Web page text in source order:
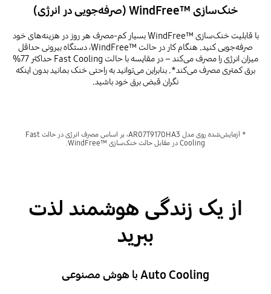
خنک‌سازی WindFree™‎ (صرفه‌جویی در انرژی)
با قابلیت خنک‌سازی WindFree™‎ بسیار کم-مصرف هر روز در هزینه‌های خود
صرفه‌جویی کنید. هنگام کار در حالت WindFree™‎، دستگاه بیرونی حداقل
میزان انرژی را مصرف می‌کند – در مقایسه با حالت Fast Cooling حداکثر 77%
برق کمتری مصرف می‌کند*. بنابراین می‌توانید به راحتی خنک بمانید بدون اینکه
نگران قبض برق خود باشید.
* آزمایش‌شده روی مدل AR07T9170HA3، بر اساس مصرف انرژی در حالت Fast
Cooling در مقابل حالت خنک‌سازی WindFree™‎.
از یک زندگی هوشمند لذت
ببرید
Auto Cooling با هوش مصنوعی